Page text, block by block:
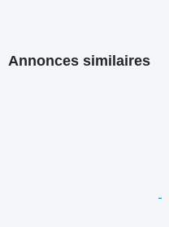
Annonces similaires